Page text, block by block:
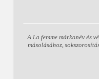
A La femme márkanév és
másolásához,